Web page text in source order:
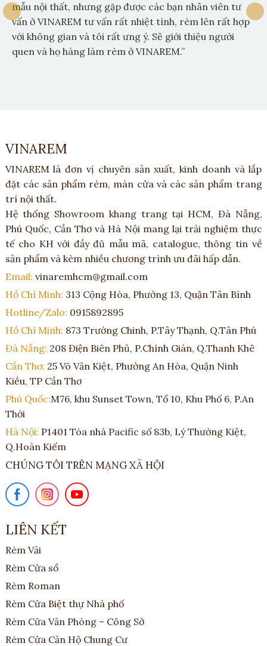
mẫu nội thất, nhưng gặp được các bạn nhân viên tư
vấn ở VINAREM tư vấn rất nhiệt tình, rèm lên rất hợp
với không gian và tôi rất ưng ý. Sẽ giới thiệu người
quen và họ hàng làm rèm ở VINAREM.”
VINAREM
VINAREM là đơn vị chuyên sản xuất, kinh doanh và lắp
đặt các sản phẩm rèm, màn cửa và các sản phẩm trang
trí nội thất.
Hệ thống Showroom khang trang tại HCM, Đà Nẵng,
Phú Quốc, Cần Thơ và Hà Nội mang lại trải nghiệm thực
tế cho KH với đầy đủ mẫu mã, catalogue, thông tin về
sản phẩm và kèm nhiều chương trình ưu đãi hấp dẫn.
Email: vinaremhcm@gmail.com
Hồ Chí Minh: 313 Cộng Hòa, Phường 13, Quận Tân Bình
Hotline/Zalo: 0915892895
Hồ Chí Minh: 873 Trường Chinh, P.Tây Thạnh, Q.Tân Phú
Đà Nẵng: 208 Điện Biên Phủ, P.Chính Gián, Q.Thanh Khê
Cần Thơ: 25 Võ Văn Kiệt, Phường An Hòa, Quận Ninh
Kiều, TP Cần Thơ
Phú Quốc:M76, khu Sunset Town, Tổ 10, Khu Phố 6, P.An
Thới
Hà Nội: P1401 Tòa nhà Pacific số 83b, Lý Thường Kiệt,
Q.Hoàn Kiếm
CHÚNG TÔI TRÊN MẠNG XÃ HỘI
LIÊN KẾT
Rèm Vải
Rèm Cửa sổ
Rèm Roman
Rèm Cửa Biệt thự Nhà phố
Rèm Cửa Văn Phòng – Công Sở
Rèm Cửa Căn Hộ Chung Cư